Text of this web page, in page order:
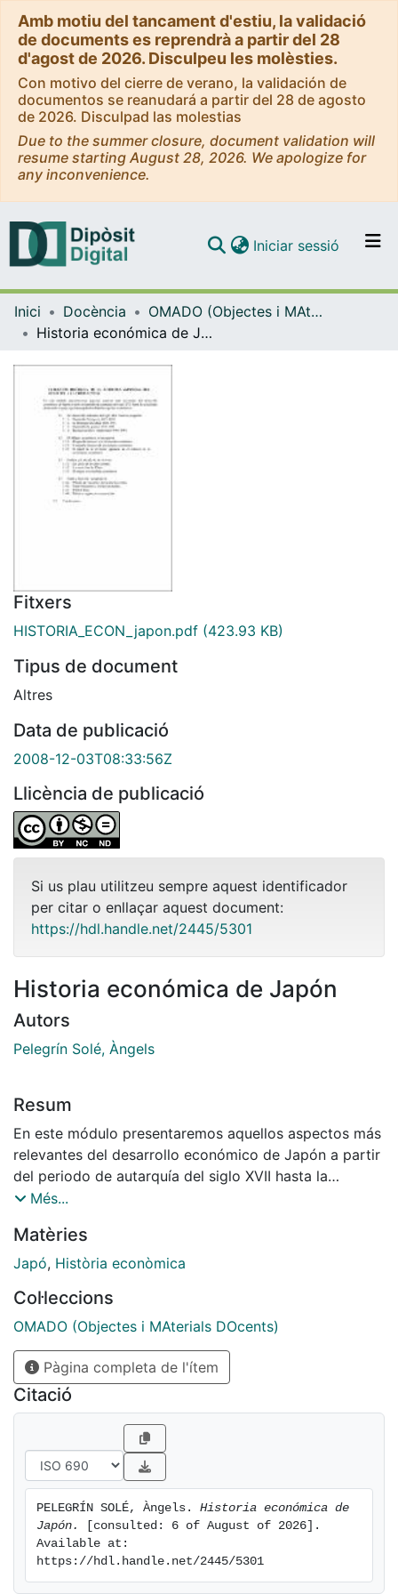
Amb motiu del tancament d'estiu, la validació
de documents es reprendrà a partir del 28
d'agost de 2026. Disculpeu les molèsties.
Con motivo del cierre de verano, la validación de
documentos se reanudará a partir del 28 de agosto
de 2026. Disculpad las molestias
Due to the summer closure, document validation will
resume starting August 28, 2026. We apologize for
any inconvenience.
Navega per tot el DD
Iniciar sessió (current)
Inici Docència
OMADO (Objectes i MAterials DOcents)
Historia económica de Japón
Fitxers
HISTORIA_ECON_japon.pdf (423.93 KB)
Tipus de document
Altres
Data de publicació
2008-12-03T08:33:56Z
Llicència de publicació
Si us plau utilitzeu sempre aquest identificador
per citar o enllaçar aquest document:
https://hdl.handle.net/2445/5301
Historia económica de Japón
Autors
Pelegrín Solé, Àngels
Resum
En este módulo presentaremos aquellos aspectos más
relevantes del desarrollo económico de Japón a partir
del periodo de autarquía del siglo XVII hasta la
actualidad, destacando el papel que han jugado los
Més...
Matèries
Japó, Història econòmica
Col·leccions
OMADO (Objectes i MAterials DOcents)
Pàgina completa de l'ítem
Citació
PELEGRÍN SOLÉ, Àngels. Historia económica de
Japón.
[consulted: 6 of August of 2026].
Available at:
https://hdl.handle.net/2445/5301